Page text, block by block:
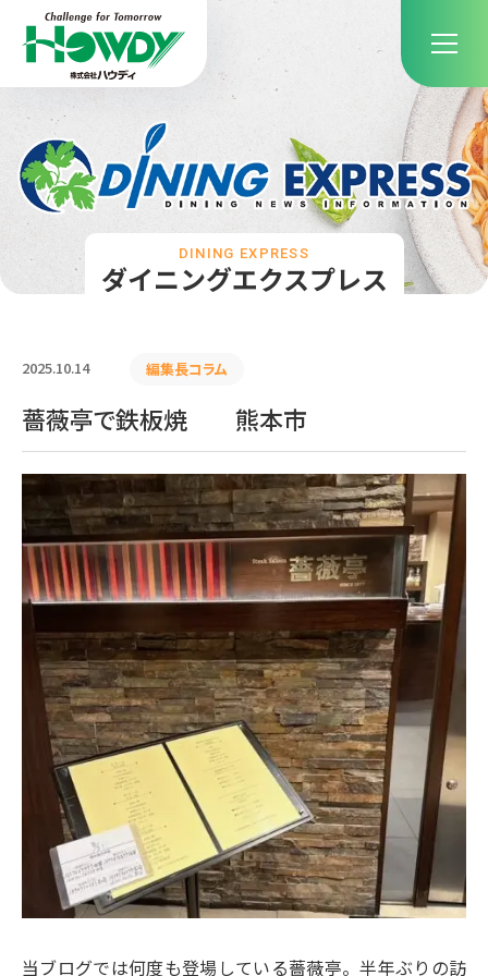
ダイニングエクスプレス
DINING EXPRESS
2025.10.14 編集長コラム
薔薇亭で鉄板焼 熊本市
当ブログでは何度も登場している薔薇亭。半年ぶりの訪